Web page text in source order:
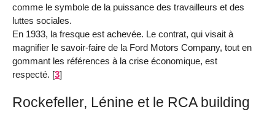
comme le symbole de la puissance des travailleurs et des
luttes sociales.
En 1933, la fresque est achevée. Le contrat, qui visait à
magnifier le savoir-faire de la Ford Motors Company, tout en
gommant les références à la crise économique, est
respecté. [3]
Rockefeller, Lénine et le RCA building